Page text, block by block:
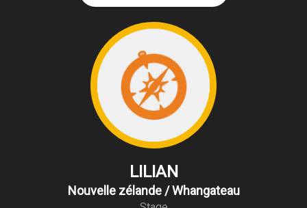
LILIAN
Nouvelle zélande / Whangateau